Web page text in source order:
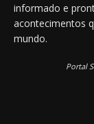
informado e
acontecimentos
mundo.
Portal